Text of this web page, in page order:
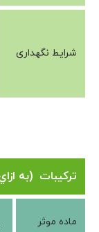
شرایط نگهداری
ترکیبات (به ازاي 10 ميلي
ماده موثر